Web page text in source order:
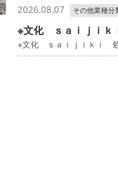
2026.08.07 その他業種分
※文化 ｓａｉｊｉ
※文化 ｓａｉｊｉｋｉ